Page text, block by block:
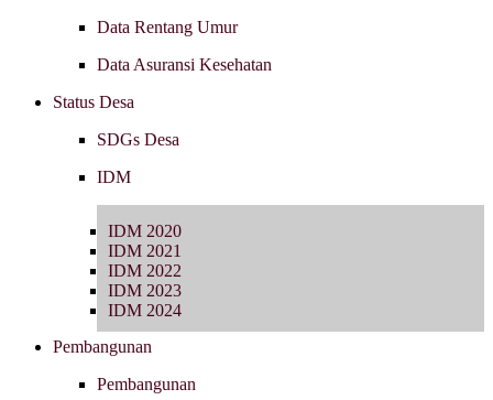
Data Rentang Umur
Data Asuransi Kesehatan
Status Desa
SDGs Desa
IDM
IDM 2020
IDM 2021
IDM 2022
IDM 2023
IDM 2024
Pembangunan
Pembangunan